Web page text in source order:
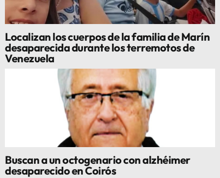
Localizan los cuerpos de la familia de Marín
desaparecida durante los terremotos de
Venezuela
Buscan a un octogenario con alzhéimer
desaparecido en Coirós